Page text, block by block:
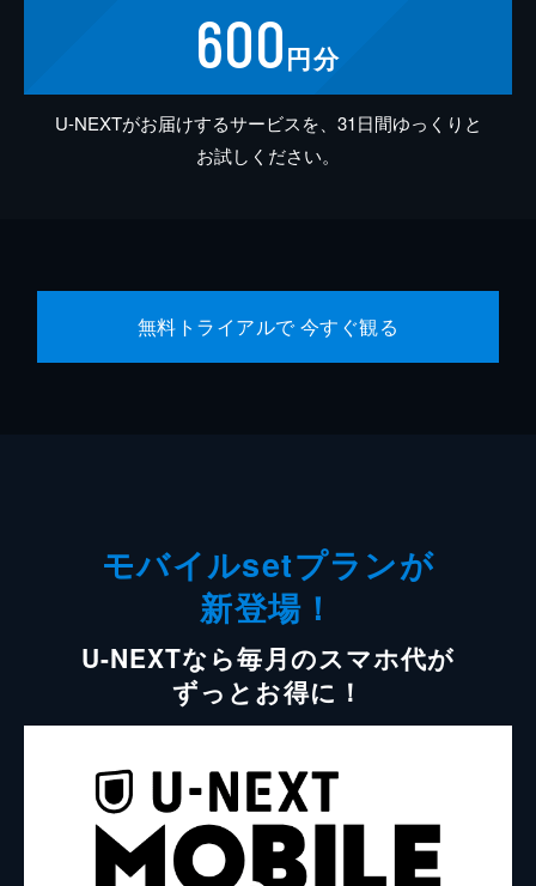
600円分
U-NEXTがお届けするサービスを、31日間ゆっくりと
お試しください。
無料トライアルで 今すぐ観る
モバイルsetプランが
新登場！
U-NEXTなら毎月のスマホ代が
ずっとお得に！